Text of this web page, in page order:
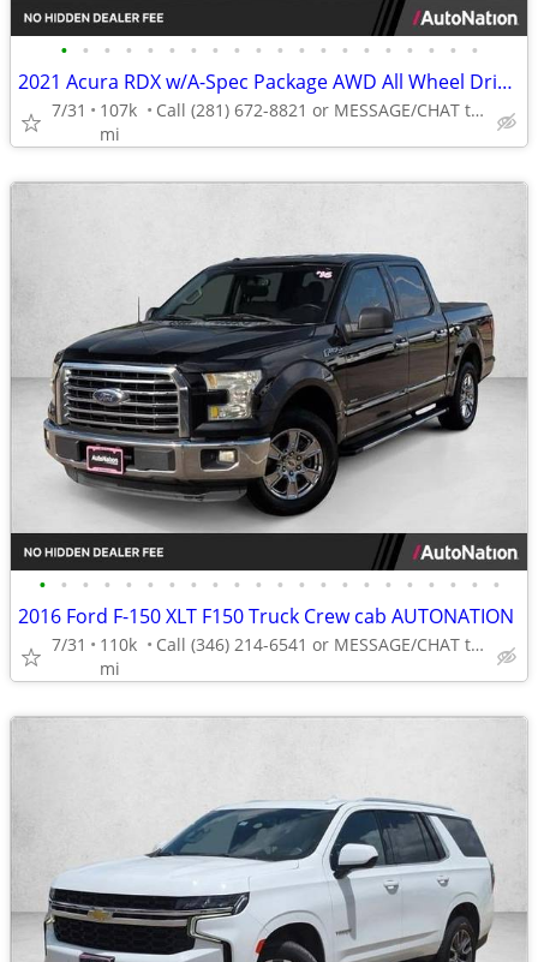
• • • • • • • • • • • • • • • • • • • •
2021 Acura RDX w/A-Spec Package AWD All Wheel Drive SUV AUTONATION
7/31
107k
mi
Call (281) 672-8821 or MESSAGE/CHAT to confirm availability
• • • • • • • • • • • • • • • • • • • • • •
2016 Ford F-150 XLT F150 Truck Crew cab AUTONATION
7/31
110k
mi
Call (346) 214-6541 or MESSAGE/CHAT to confirm availability